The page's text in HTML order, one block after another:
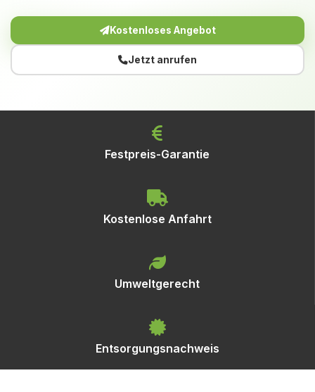
Kostenloses Angebot
Jetzt anrufen
Festpreis-Garantie
Kostenlose Anfahrt
Umweltgerecht
Entsorgungsnachweis